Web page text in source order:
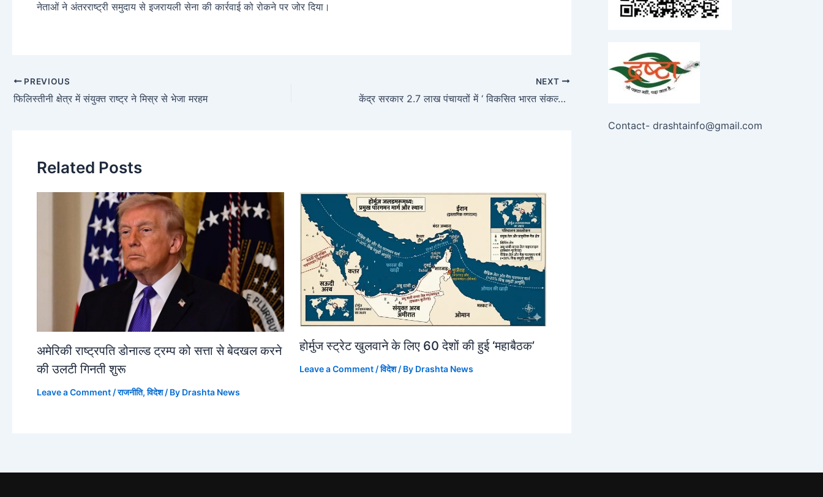
नेताओं ने अंतरराष्ट्री समुदाय से इजरायली सेना की कार्रवाई को रोकने पर जोर दिया।
PREVIOUS
फिलिस्तीनी क्षेत्र में संयुक्त राष्ट्र ने मिस्र से भेजा मरहम
NEXT
केंद्र सरकार 2.7 लाख पंचायतों में ‘ विकसित भारत संकल्प यात्रा ‘ की करेगी शुरुआत
Related Posts
अमेरिकी राष्ट्रपति डोनाल्ड ट्रम्प को सत्ता से बेदखल करने
की उलटी गिनती शुरू
Leave a Comment /राजनीति,विदेश/ By Drashta News
होर्मुज स्ट्रेट खुलवाने के लिए 60 देशों की हुई ‘महाबैठक’
Leave a Comment /विदेश/ By Drashta News
Contact- drashtainfo@gmail.com